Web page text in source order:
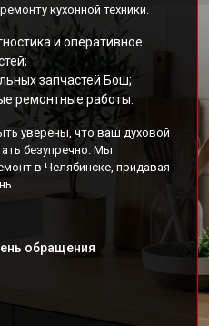
кухонной техники.
и оперативное
запчастей Бош;
ремонтные работы.
уверены, что ваш духовой
безупречно. Мы
в Челябинске, придавая
обращения